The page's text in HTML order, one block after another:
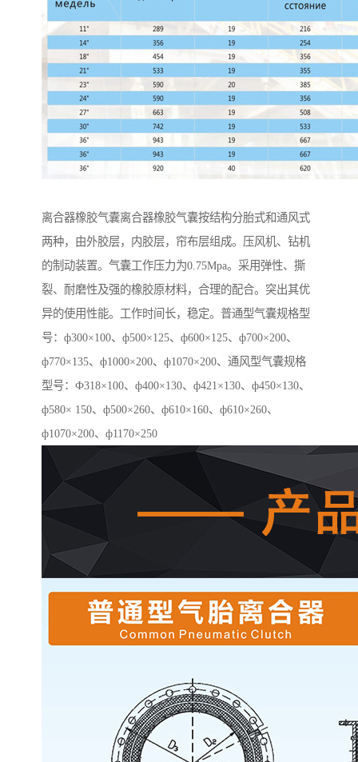
离合器橡胶气囊离合器橡胶气囊按结构分胎式和通风式
两种，由外胶层，内胶层，帘布层组成。压风机、钻机
的制动装置。气囊工作压力为0.75Mpa。采用弹性、撕
裂、耐磨性及强的橡胶原材料，合理的配合。突出其优
异的使用性能。工作时间长，稳定。普通型气囊规格型
号：ф300×100、ф500×125、ф600×125、ф700×200、
ф770×135、ф1000×200、ф1070×200、通风型气囊规格
型号：Ф318×100、ф400×130、ф421×130、ф450×130、
ф580× 150、ф500×260、ф610×160、ф610×260、
ф1070×200、ф1170×250